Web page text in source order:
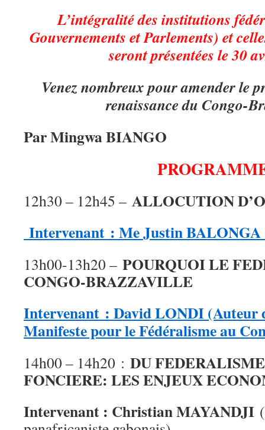
L’intégralité des institutions
Gouvernements et Parlements) et
seront présentées le 30
Venez nombreux pour amender le
renaissance du Congo-
Par Mingwa BIANGO
12h30 – 12h45 – ALLOCUTION
Intervenant : Me Justin
13h00-13h20 – POURQUOI LE
CONGO-
Intervenant : David LONDI (Auteur
Manifeste pour le Fédéralisme au
14h00 – 14h20 : DU
FONCIERE: LES ENJEUX
Intervenant : Christian MAYANDJI